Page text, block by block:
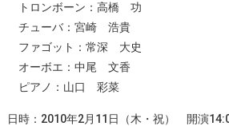
トロンボーン：高橋 功
チューバ：宮崎 浩貴
ファゴット：常深 大史
オーボエ：中尾 文香
ピアノ：山口 彩菜
日時：2010年2月11日（木・祝） 開演